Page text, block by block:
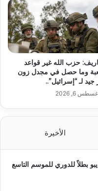
حزب الله غير قواعد
وما حصل في مجدل زون
جيد لـ “إسرائيل”..
6, 2026
الأخيرة
بطلاً للدوري للموسم التاسع